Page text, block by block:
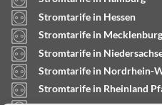
Stromtarife in Hessen
Stromtarife in
Stromtarife in
Stromtarife in Nordrhein-
Stromtarife in Rheinland